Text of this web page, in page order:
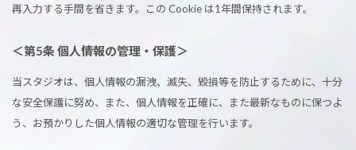
再入力する手間を省きます。この Cookie は1年間保持されます。
＜第5条 個人情報の管理・保護＞
当スタジオは、個人情報の漏洩、滅失、毀損等を防止するために、十分
な安全保護に努め、また、個人情報を正確に、また最新なものに保つよ
う、お預かりした個人情報の適切な管理を行います。